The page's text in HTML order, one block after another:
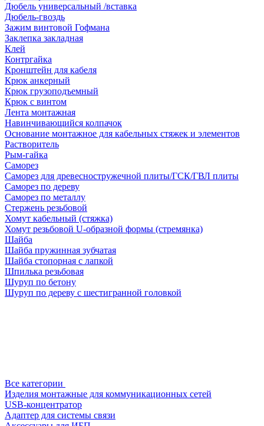
Дюбель универсальный /вставка
Дюбель-гвоздь
Зажим винтовой Гофмана
Заклепка закладная
Клей
Контргайка
Кронштейн для кабеля
Крюк анкерный
Крюк грузоподъемный
Крюк с винтом
Лента монтажная
Навинчивающийся колпачок
Основание монтажное для кабельных стяжек и элементов
Растворитель
Рым-гайка
Саморез
Саморез для древесностружечной плиты/ГСК/ГВЛ плиты
Саморез по дереву
Саморез по металлу
Стержень резьбовой
Хомут кабельный (стяжка)
Хомут резьбовой U-образной формы (стремянка)
Шайба
Шайба пружинная зубчатая
Шайба стопорная с лапкой
Шпилька резьбовая
Шуруп по бетону
Шуруп по дереву с шестигранной головкой
Все категории
Изделия монтажные для коммуникационных сетей
USB-концентратор
Адаптер для системы связи